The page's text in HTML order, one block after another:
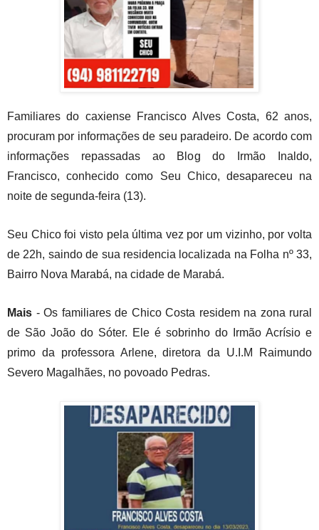
Familiares do caxiense Francisco Alves Costa, 62 anos,
procuram por informações de seu paradeiro. De acordo com
informações repassadas ao Blog do Irmão Inaldo,
Francisco, conhecido como Seu Chico, desapareceu na
noite de segunda-feira (13).
Seu Chico foi visto pela última vez por um vizinho, por volta
de 22h, saindo de sua residencia localizada na Folha nº 33,
Bairro Nova Marabá, na cidade de Marabá.
Mais - Os familiares de Chico Costa residem na zona rural
de São João do Sóter. Ele é sobrinho do Irmão Acrísio e
primo da professora Arlene, diretora da U.I.M Raimundo
Severo Magalhães, no povoado Pedras.